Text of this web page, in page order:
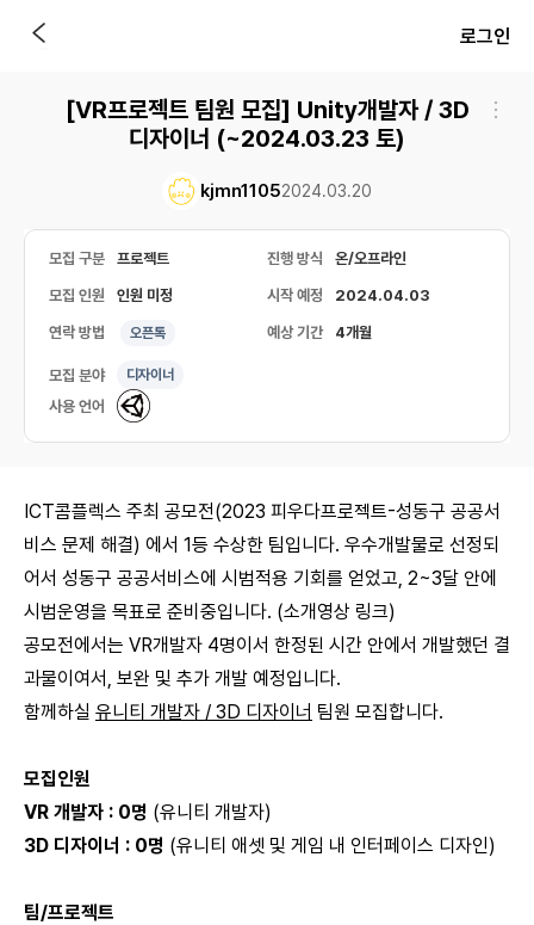
로그인
[VR프로젝트 팀원 모집] Unity개발자 / 3D
디자이너 (~2024.03.23 토)
kjmn11052024.03.20
모집 구분 프로젝트 진행 방식 온/오프라인
모집 인원 인원 미정 시작 예정 2024.04.03
연락 방법 오픈톡 예상 기간 4개월
모집 분야 디자이너
사용 언어
ICT콤플렉스 주최 공모전(2023 피우다프로젝트-성동구 공공서
비스 문제 해결) 에서 1등 수상한 팀입니다. 우수개발물로 선정되
어서 성동구 공공서비스에 시범적용 기회를 얻었고, 2~3달 안에
시범운영을 목표로 준비중입니다. (소개영상 링크)
공모전에서는 VR개발자 4명이서 한정된 시간 안에서 개발했던 결
과물이여서, 보완 및 추가 개발 예정입니다.
함께하실 유니티 개발자 / 3D 디자이너 팀원 모집합니다.
모집인원
VR 개발자 : 0명 (유니티 개발자)
3D 디자이너 : 0명 (유니티 애셋 및 게임 내 인터페이스 디자인)
팀/프로젝트